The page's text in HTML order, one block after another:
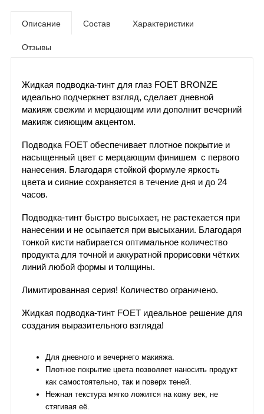
Описание Состав Характеристики
Отзывы
Жидкая подводка-тинт для глаз FOET BRONZE
идеально подчеркнет взгляд, сделает дневной
макияж свежим и мерцающим или дополнит вечерний
макияж сияющим акцентом.
Подводка FOET обеспечивает плотное покрытие и
насыщенный цвет с мерцающим финишем с первого
нанесения. Благодаря стойкой формуле яркость
цвета и сияние сохраняется в течение дня и до 24
часов.
Подводка-тинт быстро высыхает, не растекается при
нанесении и не осыпается при высыхании. Благодаря
тонкой кисти набирается оптимальное количество
продукта для точной и аккуратной прорисовки чётких
линий любой формы и толщины.
Лимитированная серия! Количество ограничено.
Жидкая подводка-тинт FOET идеальное решение для
создания выразительного взгляда!
Для дневного и вечернего макияжа.
Плотное покрытие цвета позволяет наносить продукт
как самостоятельно, так и поверх теней.
Нежная текстура мягко ложится на кожу век, не
стягивая её.